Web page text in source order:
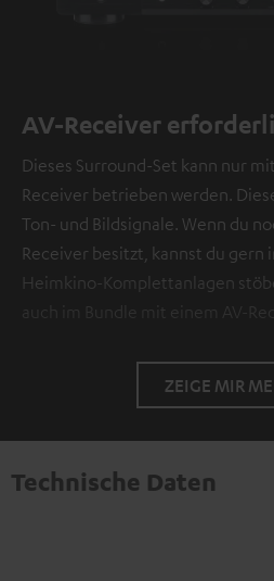
AV-Receiver
Dieses Surround-Set kann nur
Receiver betrieben werden.
Ton- und Bildsignale. Wenn du
Receiver besitzt, kannst du gern
Heimkino-Komplettanlagen
ZEIGE MIR
Technische Daten